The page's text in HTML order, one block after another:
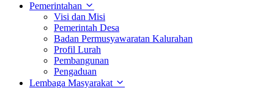
Pemerintahan
Visi dan Misi
Pemerintah Desa
Badan Permusyawaratan Kalurahan
Profil Lurah
Pembangunan
Pengaduan
Lembaga Masyarakat